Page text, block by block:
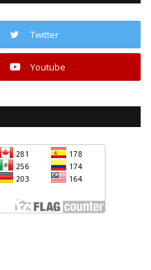
Twitter
Youtube